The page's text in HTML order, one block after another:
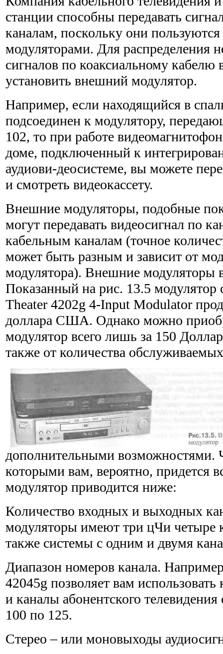
станции способны передавать
каналам, поскольку они
модуляторами. Для распределения
сигналов по коак­сиальному кабелю
установить внешний модулятор.
Например, если находящийся в
подсоединен к модулятору,
102, то при работе
доме, подключенный к
аудиови-деосистеме, вы можете
и смотреть видеокассету.
Внешние модуляторы, подобные
могут передавать видеосигнал по
кабельным каналам (точное
может быть разным и зависит от
модулятора). Внешние модуляторы
Показанный на рис. 13.5 модулятор
Theater 4202g 4-Input Modulator
дол­лара США. Однако можно
модулятор всего лишь за 150
также от количества
дополнительными возможностями.
которыми вам, вероятно, придется
модулятор приводится ниже:
Количество входных и выходных
модуляторы имеют три цЧи четыре
также системы с одним и двумя
Диапазон номеров канала.
42045g позволяет вам
и каналы абонентского
100 по 125.
Стерео – или моновыходы